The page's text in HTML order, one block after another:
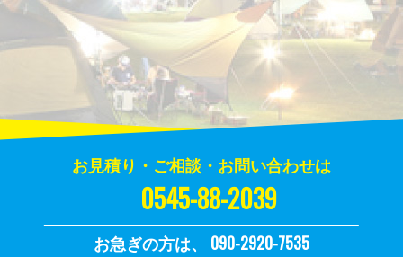
お見積り・ご相談・お問い合わせは
0545-88-2039
お急ぎの方は、 090-2920-7535